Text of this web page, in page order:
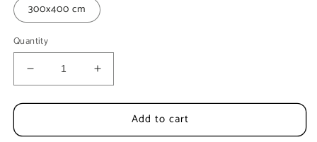
300x400 cm
Quantity
Decrease
quantity
for
van
Increase
quantity
for
Vloerkleed
van
Add to cart